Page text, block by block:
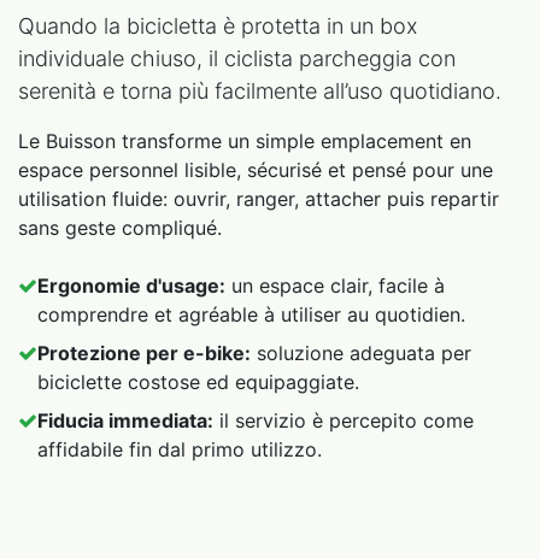
Quando la bicicletta è protetta in un box
individuale chiuso, il ciclista parcheggia con
serenità e torna più facilmente all’uso quotidiano.
Le Buisson transforme un simple emplacement en
espace personnel lisible, sécurisé et pensé pour une
utilisation fluide: ouvrir, ranger, attacher puis repartir
sans geste compliqué.
Ergonomie d'usage: un espace clair, facile à
comprendre et agréable à utiliser au quotidien.
Protezione per e-bike: soluzione adeguata per
biciclette costose ed equipaggiate.
Fiducia immediata: il servizio è percepito come
affidabile fin dal primo utilizzo.